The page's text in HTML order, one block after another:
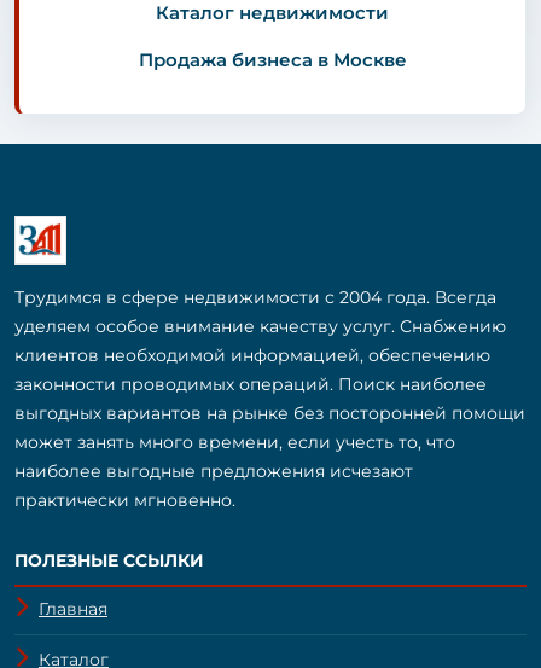
Каталог недвижимости
Продажа бизнеса в Москве
Трудимся в сфере недвижимости с 2004 года. Всегда
уделяем особое внимание качеству услуг. Снабжению
клиентов необходимой информацией, обеспечению
законности проводимых операций. Поиск наиболее
выгодных вариантов на рынке без посторонней помощи
может занять много времени, если учесть то, что
наиболее выгодные предложения исчезают
практически мгновенно.
ПОЛЕЗНЫЕ ССЫЛКИ
Главная
Каталог